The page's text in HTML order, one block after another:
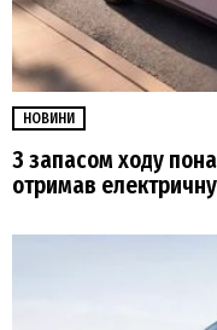
НОВИНИ
З запасом ходу
отримав